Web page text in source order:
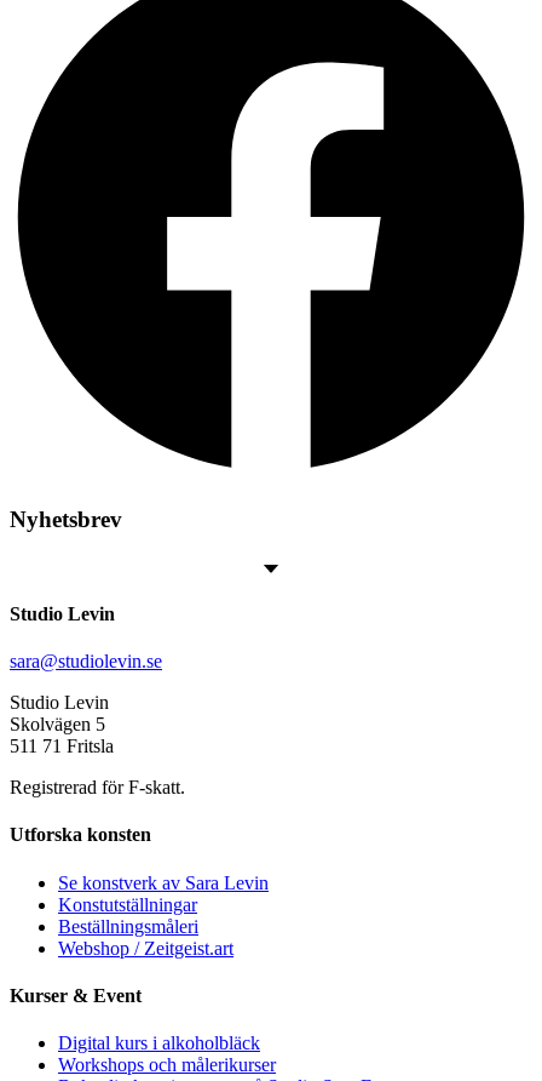
Nyhetsbrev
Studio Levin
sara@studiolevin.se
Studio Levin
Skolvägen 5
511 71 Fritsla
Registrerad för F-skatt.
Utforska konsten
Se konstverk av Sara Levin
Konstutställningar
Beställningsmåleri
Webshop / Zeitgeist.art
Kurser & Event
Digital kurs i alkoholbläck
Workshops och målerikurser